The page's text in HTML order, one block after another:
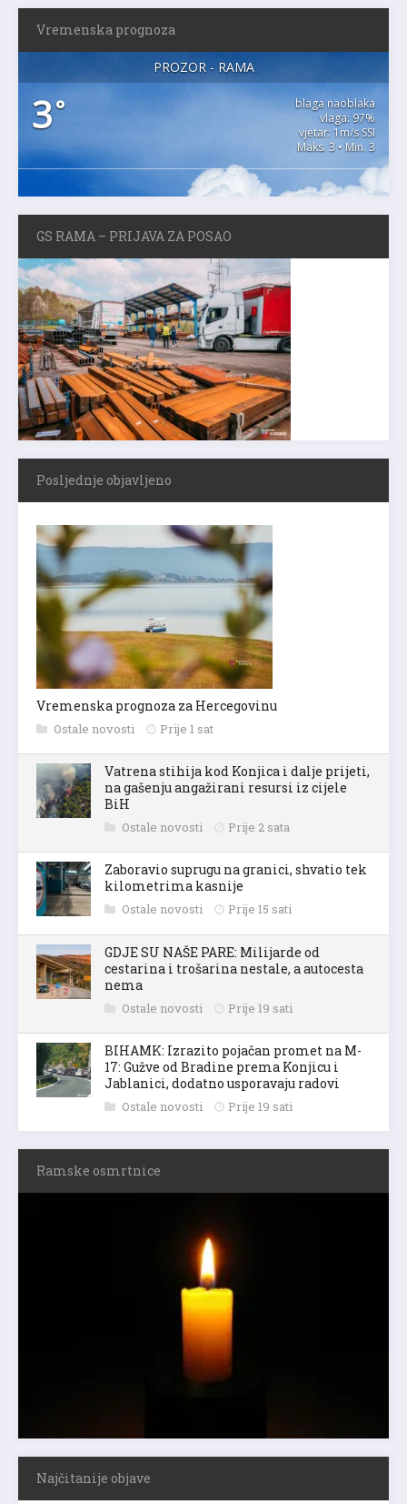
Vremenska prognoza
PROZOR - RAMA
3°
blaga naoblaka
vlaga: 97%
vjetar: 1m/s SSI
Maks. 3 • Min. 3
GS RAMA – PRIJAVA ZA POSAO
Posljednje objavljeno
Vremenska prognoza za Hercegovinu
Ostale novosti Prije 1 sat
Vatrena stihija kod Konjica i dalje prijeti,
na gašenju angažirani resursi iz cijele
BiH
Ostale novosti Prije 2 sata
Zaboravio suprugu na granici, shvatio tek
kilometrima kasnije
Ostale novosti Prije 15 sati
GDJE SU NAŠE PARE: Milijarde od
cestarina i trošarina nestale, a autocesta
nema
Ostale novosti Prije 19 sati
BIHAMK: Izrazito pojačan promet na M-
17: Gužve od Bradine prema Konjicu i
Jablanici, dodatno usporavaju radovi
Ostale novosti Prije 19 sati
Ramske osmrtnice
Najčitanije objave